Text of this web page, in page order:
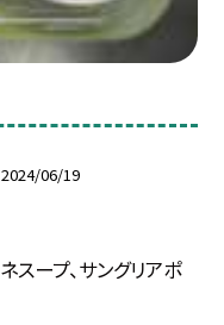
2024/06/19
スープ、サングリアポ